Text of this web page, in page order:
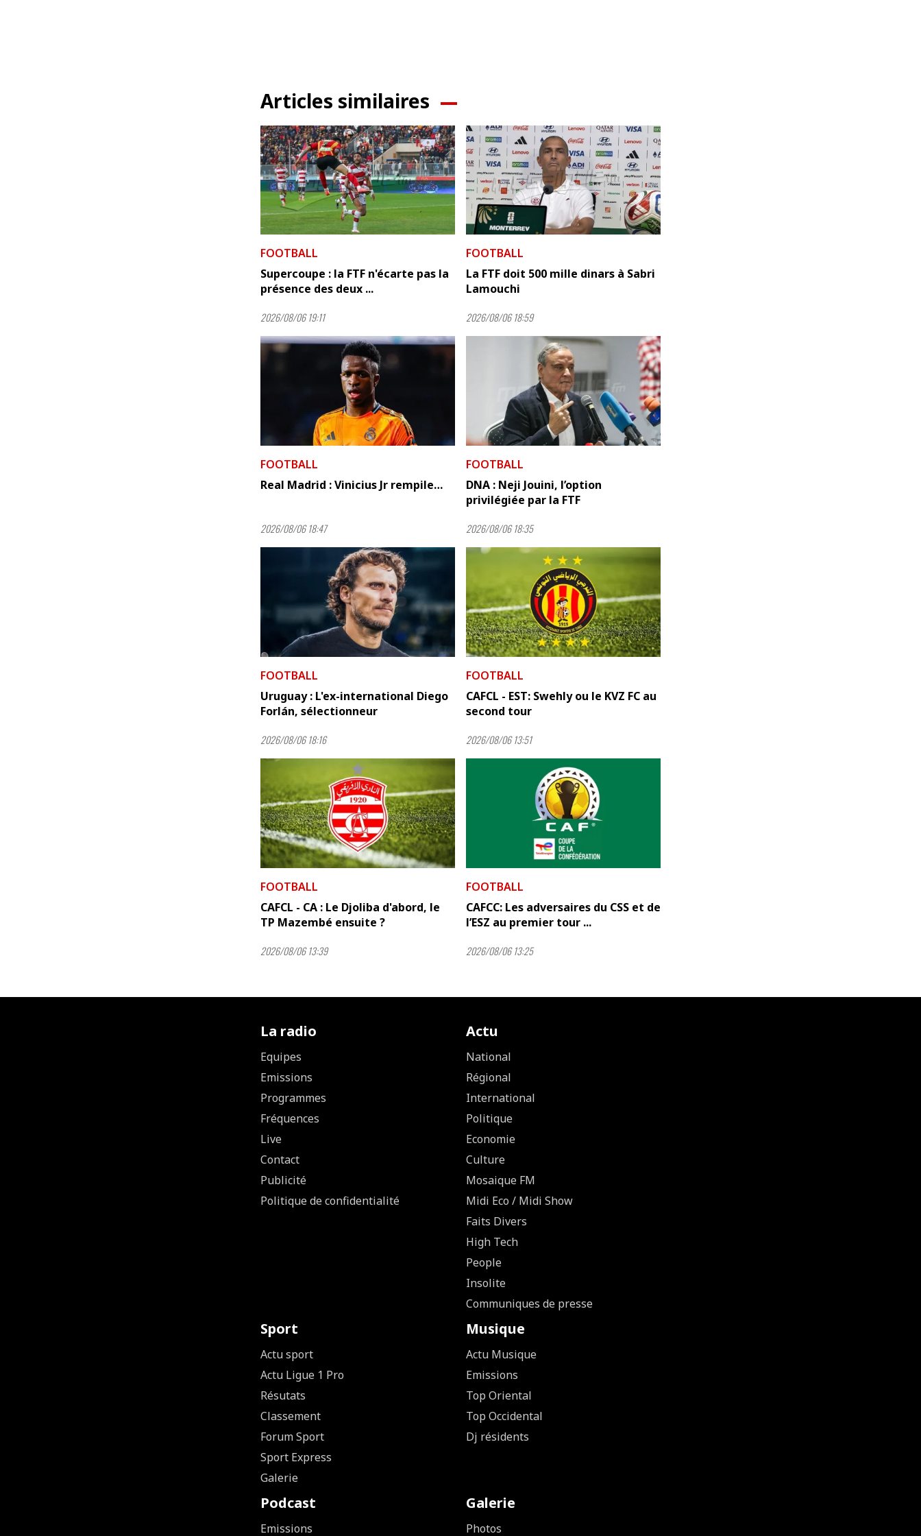
Articles similaires
FOOTBALL
Supercoupe : la FTF n'écarte pas la
présence des deux ...
2026/08/06 19:11
FOOTBALL
La FTF doit 500 mille dinars à Sabri
Lamouchi
2026/08/06 18:59
FOOTBALL
Real Madrid : Vinicius Jr rempile…
2026/08/06 18:47
FOOTBALL
DNA : Neji Jouini, l’option
privilégiée par la FTF
2026/08/06 18:35
FOOTBALL
Uruguay : L'ex-international Diego
Forlán, sélectionneur
2026/08/06 18:16
FOOTBALL
CAFCL - EST: Swehly ou le KVZ FC au
second tour
2026/08/06 13:51
FOOTBALL
CAFCL - CA : Le Djoliba d'abord, le
TP Mazembé ensuite ?
2026/08/06 13:39
FOOTBALL
CAFCC: Les adversaires du CSS et de
l’ESZ au premier tour ...
2026/08/06 13:25
La radio
Equipes
Emissions
Programmes
Fréquences
Live
Contact
Publicité
Politique de confidentialité
Actu
National
Régional
International
Politique
Economie
Culture
Mosaique FM
Midi Eco / Midi Show
Faits Divers
High Tech
People
Insolite
Communiques de presse
Sport
Actu sport
Actu Ligue 1 Pro
Résutats
Classement
Forum Sport
Sport Express
Galerie
Musique
Actu Musique
Emissions
Top Oriental
Top Occidental
Dj résidents
Podcast
Emissions
Galerie
Photos